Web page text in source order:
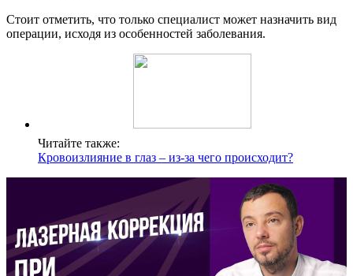
Стоит отметить, что только специалист может назначить вид
операции, исходя из особенностей заболевания.
Читайте также:
Кровоизлияние в глаз – из-за чего происходит?